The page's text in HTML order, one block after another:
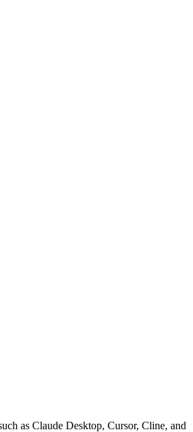
as Claude Desktop, Cursor, Cline, and